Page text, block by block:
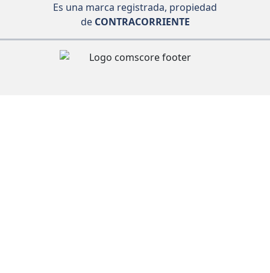
Es una marca registrada, propiedad
deCONTRACORRIENTE